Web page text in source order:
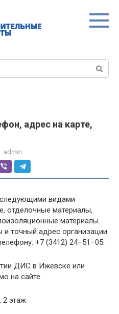
адрес на карте,
admin
видами
отделочные материалы,
материалы.
точный адрес организации
+7 (3412) 24–51–05.
ДИС в Ижевске или
на сайте.
2 этаж